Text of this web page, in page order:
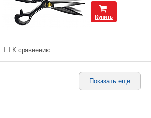
Купить
К сравнению
Показать еще